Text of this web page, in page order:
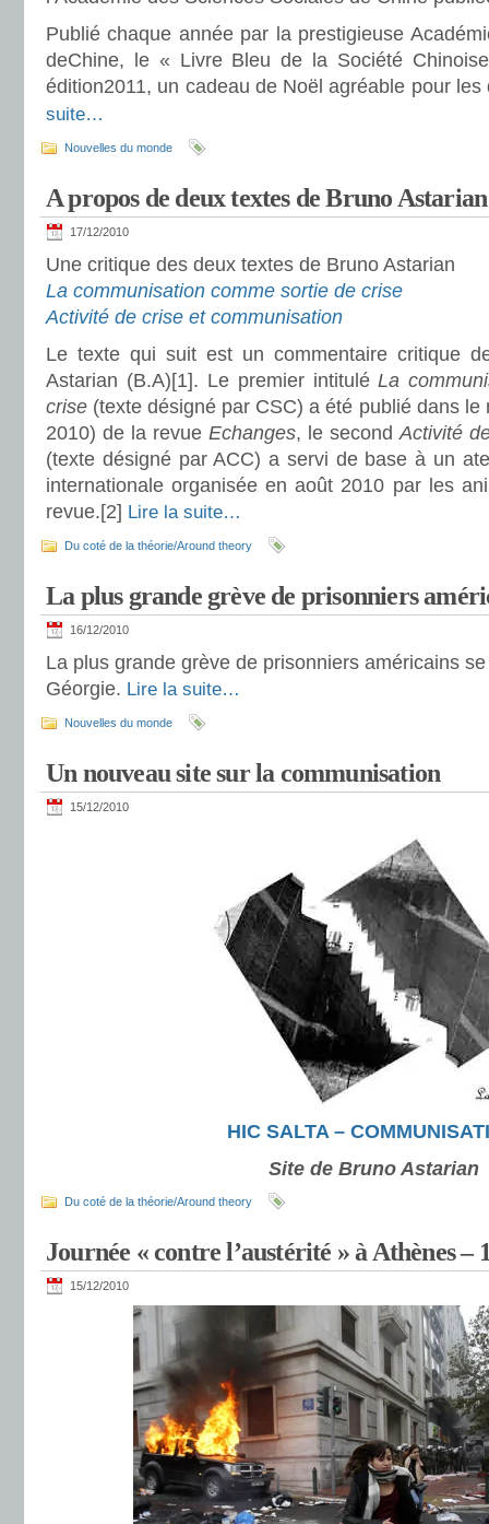
Publié chaque année par la prestigieuse
deChine, le « Livre Bleu de la Société
édition2011, un cadeau de Noël agréable pour
suite…
Nouvelles du monde
A propos de deux textes de Bruno Astarian
17/12/2010
Une critique des deux textes de Bruno Astarian
La communisation comme sortie de crise
Activité de crise et communisation
Le texte qui suit est un commentaire critique
Astarian (B.A)[1]. Le premier intituléLa
crise (texte désigné par CSC) a été publié dans
2010) de la revue Echanges, le secondActivité
(texte désigné par ACC) a servi de base à un
internationale organisée en août 2010 par les
revue.[2] Lire la suite…
Du coté de la théorie/Around theory
La plus grande grève de prisonniers
16/12/2010
La plus grande grève de prisonniers américains
Géorgie. Lire la suite…
Nouvelles du monde
Un nouveau site sur la communisation
15/12/2010
HIC SALTA –
Site de Bruno Astarian
Du coté de la théorie/Around theory
Journée « contre l’austérité » à Athènes –
15/12/2010